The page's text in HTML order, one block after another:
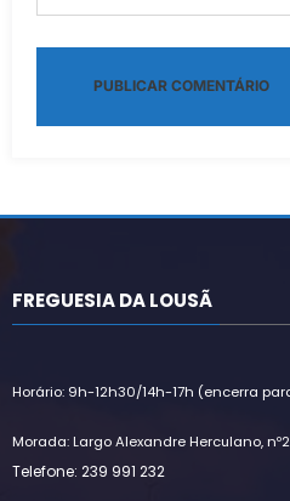
FREGUESIA DA LOUSÃ
Horário: 9h-12h30/14h-17h (encerra
Morada: Largo Alexandre Herculano,
Telefone: 239 991 232